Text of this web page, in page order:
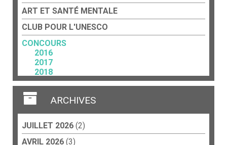
ART ET SANTÉ MENTALE
CLUB POUR L'UNESCO
CONCOURS
2016
2017
2018
2023
FORCE TERRITORIALE
Acteurs culturels
Art et travail
CCP
Éducation
ARCHIVES
JUILLET 2026 (2)
AVRIL 2026 (3)